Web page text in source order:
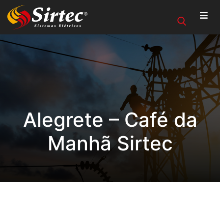
Alegrete – Café da
Manhã Sirtec